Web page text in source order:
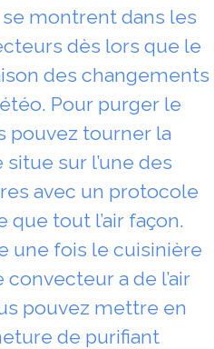
montrent dans les
dès lors que le
des changements
Pour purger le
pouvez tourner la
sur l’une des
avec un protocole
que tout l’air façon.
une fois le cuisinière
a de l’air
pouvez mettre en
de purifiant